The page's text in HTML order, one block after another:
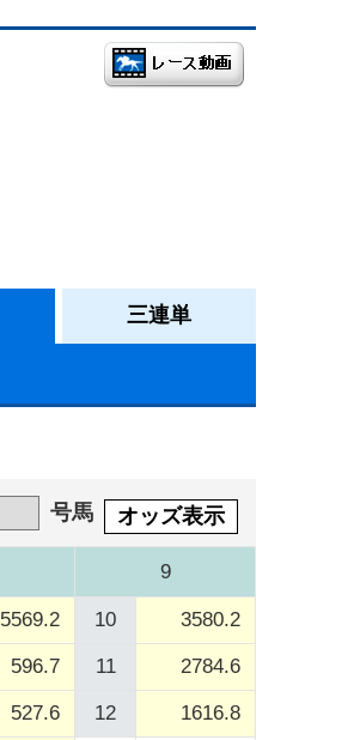
三連単
号馬 オッズ表示
9
5569.2 10 3580.2
596.7 11 2784.6
527.6 12 1616.8